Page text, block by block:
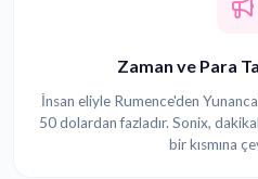
Zaman ve Para
İnsan eliyle Rumence'den
50 dolardan fazladır. Sonix,
bir kısmına